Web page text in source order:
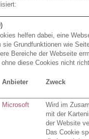
helfen dabei, eine
sie Grundfunktionen wie
Bereiche der Webseite
diese Cookies nicht
Anbieter Zweck
Microsoft
Wird im
mit der
der Website
Das Cookie